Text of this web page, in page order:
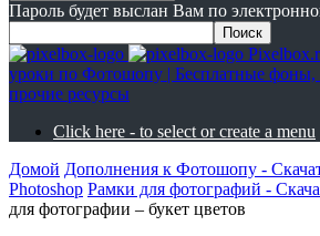
Пароль будет выслан Вам по
уроки по Фотошопу | Бесплатные
прочие ресурсы
Click here - to select or create a menu
Домой Дополнения к Фотошопу -
Photoshop Рамки для фотографий -
для фотографии – букет цветов